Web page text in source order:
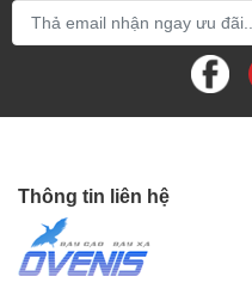
Chúng tôi đặt Uy Tín lên
Thông tin liên hệ